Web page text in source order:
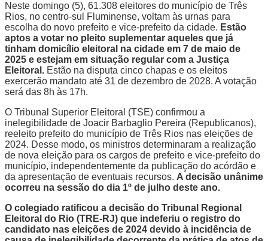
Neste domingo (5), 61.308 eleitores do município de Três
Rios, no centro-sul Fluminense, voltam às urnas para
escolha do novo prefeito e vice-prefeito da cidade. Estão
aptos a votar no pleito suplementar aqueles que já
tinham domicílio eleitoral na cidade em 7 de maio de
2025 e estejam em situação regular com a Justiça
Eleitoral. Estão na disputa cinco chapas e os eleitos
exercerão mandato até 31 de dezembro de 2028. A votação
será das 8h às 17h.
O Tribunal Superior Eleitoral (TSE) confirmou a
inelegibilidade de Joacir Barbaglio Pereira (Republicanos),
reeleito prefeito do município de Três Rios nas eleições de
2024. Desse modo, os ministros determinaram a realização
de nova eleição para os cargos de prefeito e vice-prefeito do
município, independentemente da publicação do acórdão e
da apresentação de eventuais recursos. A decisão unânime
ocorreu na sessão do dia 1º de julho deste ano.
O colegiado ratificou a decisão do Tribunal Regional
Eleitoral do Rio (TRE-RJ) que indeferiu o registro do
candidato nas eleições de 2024 devido à incidência de